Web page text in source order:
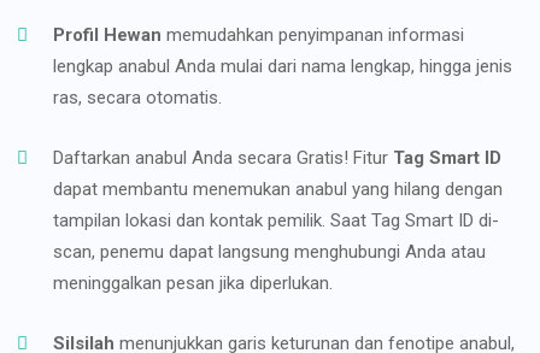
Profil Hewan memudahkan penyimpanan informasi
lengkap anabul Anda mulai dari nama lengkap, hingga jenis
ras, secara otomatis.
Daftarkan anabul Anda secara Gratis! Fitur Tag Smart ID
dapat membantu menemukan anabul yang hilang dengan
tampilan lokasi dan kontak pemilik. Saat Tag Smart ID di-
scan, penemu dapat langsung menghubungi Anda atau
meninggalkan pesan jika diperlukan.
Silsilah menunjukkan garis keturunan dan fenotipe anabul,